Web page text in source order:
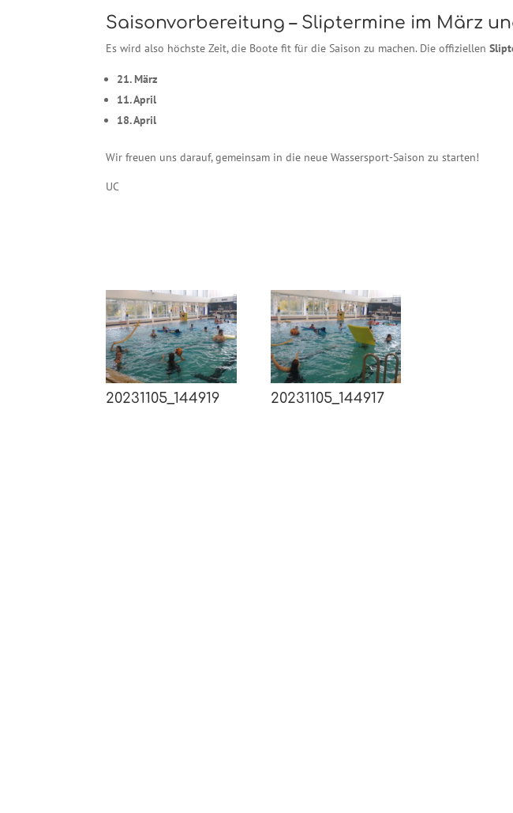
Saisonvorbereitung – Sliptermine im März
Es wird also höchste Zeit, die Boote fit für die Saison zu machen. Die offiziellen
21. März
11. April
18. April
Wir freuen uns darauf, gemeinsam in die neue Wassersport-Saison zu starten!
UC
20231105_144919 20231105_144917